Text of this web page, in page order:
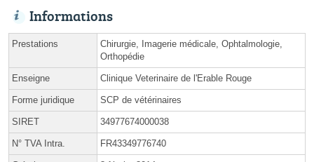
Informations
Prestations
Chirurgie, Imagerie médicale, Ophtalmologie,
Orthopédie
Enseigne Clinique Veterinaire de l'Erable Rouge
Forme juridique SCP de vétérinaires
SIRET 34977674000038
N° TVA Intra. FR43349776740